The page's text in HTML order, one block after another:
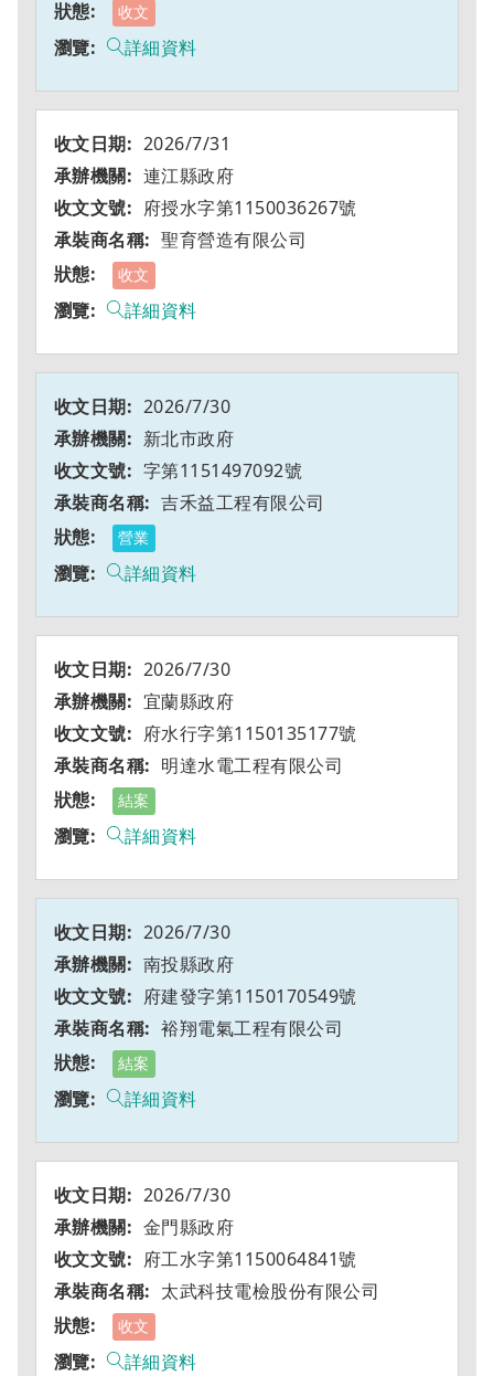
收文
詳細資料
2026/7/31
連江縣政府
府授水字第1150036267號
聖育營造有限公司
收文
詳細資料
2026/7/30
新北市政府
字第1151497092號
吉禾益工程有限公司
營業
詳細資料
2026/7/30
宜蘭縣政府
府水行字第1150135177號
明達水電工程有限公司
結案
詳細資料
2026/7/30
南投縣政府
府建發字第1150170549號
裕翔電氣工程有限公司
結案
詳細資料
2026/7/30
金門縣政府
府工水字第1150064841號
太武科技電檢股份有限公司
收文
詳細資料